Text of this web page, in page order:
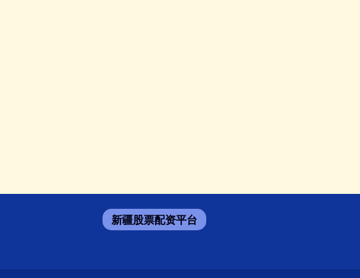
新疆股票配资平台